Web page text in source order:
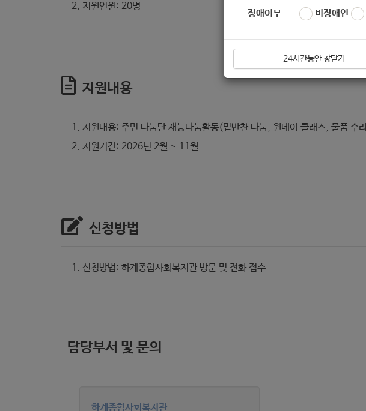
장애여부 비장애인
24시간동안 창닫기
지원인원: 20명
지원내용
지원내용: 주민 나눔단 재능나눔활동(밑반찬 나눔, 원데이 클래스, 물품 수
지원기간: 2026년 2월 ~ 11월
신청방법
신청방법: 하계종합사회복지관 방문 및 전화 접수
담당부서 및 문의
하계종합사회복지관